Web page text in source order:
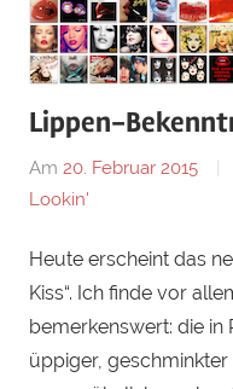
Lippen-
Am 20. Februar 2015
Lookin'
Heute erscheint das
Kiss“. Ich finde vor
bemerkenswert: die
üppiger, geschminkter